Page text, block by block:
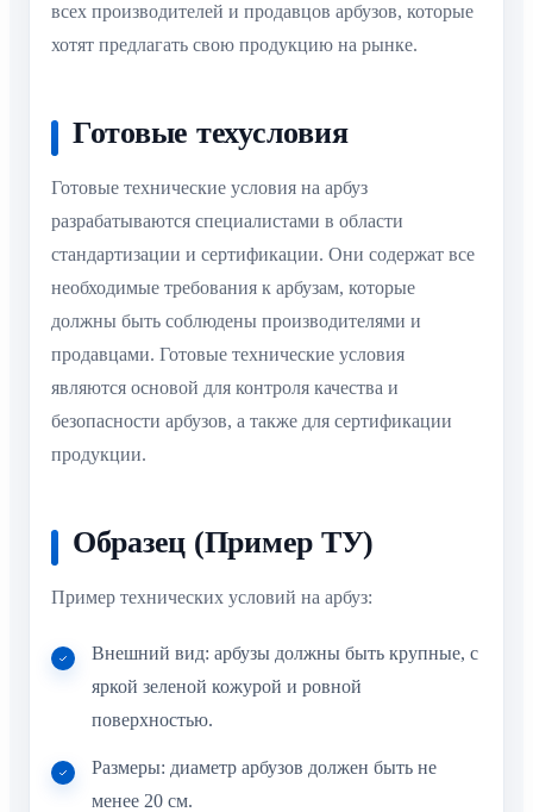
всех производителей и продавцов арбузов, которые
хотят предлагать свою продукцию на рынке.
Готовые техусловия
Готовые технические условия на арбуз
разрабатываются специалистами в области
стандартизации и сертификации. Они содержат все
необходимые требования к арбузам, которые
должны быть соблюдены производителями и
продавцами. Готовые технические условия
являются основой для контроля качества и
безопасности арбузов, а также для сертификации
продукции.
Образец (Пример ТУ)
Пример технических условий на арбуз:
Внешний вид: арбузы должны быть крупные, с
яркой зеленой кожурой и ровной
поверхностью.
Размеры: диаметр арбузов должен быть не
менее 20 см.